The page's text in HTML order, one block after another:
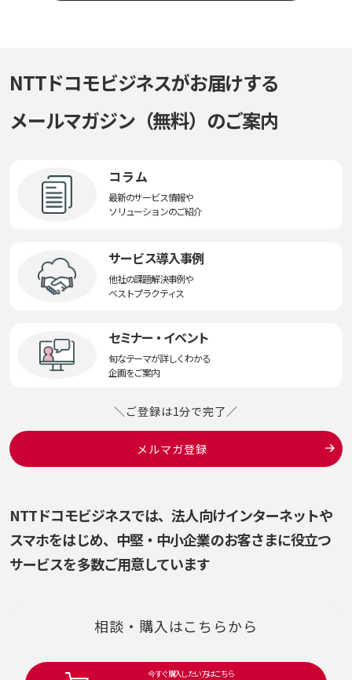
NTTドコモビジネスがお届けする
メールマガジン（無料）のご案内
コラム
最新のサービス情報や
ソリューションのご紹介
サービス導入事例
他社の課題解決事例や
ベストプラクティス
セミナー・イベント
旬なテーマが詳しくわかる
企画をご案内
＼ご登録は1分で完了／
メルマガ登録
NTTドコモビジネスでは、法人向けインターネットや
スマホをはじめ、 中堅・中小企業のお客さまに役立つ
サービスを多数ご用意しています
相談・購入はこちらから
今すぐ購入したい方はこちら